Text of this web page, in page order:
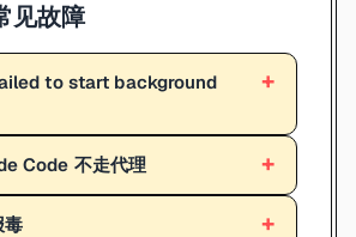
见故障
to start background
Code 不走代理
毒